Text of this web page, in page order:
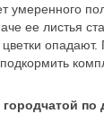
умеренного
ее листья
опадают.
по